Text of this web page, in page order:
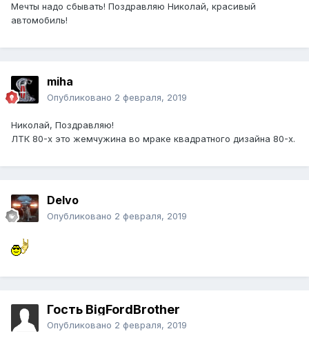
Мечты надо сбывать! Поздравляю Николай, красивый
автомобиль!
miha
Опубликовано 2 февраля, 2019
Николай, Поздравляю!
ЛТК 80-х это жемчужина во мраке квадратного дизайна 80-х.
Delvo
Опубликовано 2 февраля, 2019
Гость BigFordBrother
Опубликовано 2 февраля, 2019